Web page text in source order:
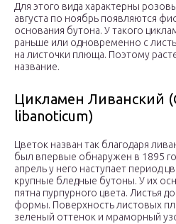
Для этого вида характерны
августа по ноябрь появляются
основания бутона. У такого
раньше или одновременно с
на листочки плюща. Поэтому
название.
Циклaмeн Ливaнский
libanoticum)
Цветок назван так благодаря
был впервые обнаружен в 1895
апрель у него наступает период
крупные бледные бутоны. У их
пятна пурпурного цвета. Листья
формы. Поверхность листовых
зеленый оттенок и мраморный